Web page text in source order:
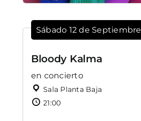
Sábado 12 de Septiembre
Bloody Kalma
en concierto
Sala Planta Baja
21:00